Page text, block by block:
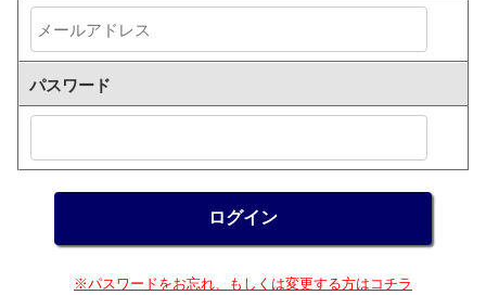
パスワード
※パスワードをお忘れ、もしくは変更する方はコチラ